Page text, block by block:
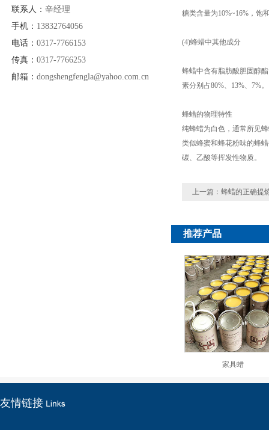
联系人： 辛经理
手机： 13832764056
电话： 0317-7766153
传真： 0317-7766253
邮箱： dongshengfengla@yahoo.com.cn
糖类含量为10%~16%，饱
(4)蜂蜡中其他成分
蜂蜡中含有脂肪酸胆固醇
素分别占80%、13%、7%。
蜂蜡的物理特性
纯蜂蜡为白色，通常所见
类似蜂蜜和蜂花粉味的蜂
碳、乙酸等挥发性物质。
上一篇：蜂蜡的正确提
推荐产品
家具蜡
友情链接